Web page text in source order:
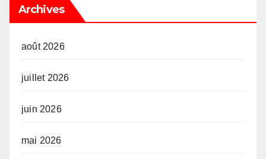
Archives
août 2026
juillet 2026
juin 2026
mai 2026